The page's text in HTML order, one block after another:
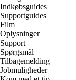
Indkøbsguides
Supportguides
Film
Oplysninger
Support
Spørgsmål
Tilbagemelding
Jobmuligheder